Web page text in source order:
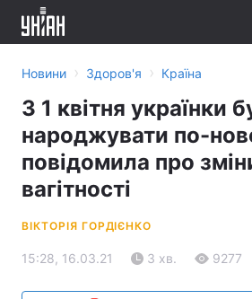
Новини › Здоров'я › Країна
З 1 квітня українки
народжувати по-
повідомила про
вагітності
ВІКТОРІЯ ГОРДІЄНКО
15:28, 16.03.21 3 хв. 9277